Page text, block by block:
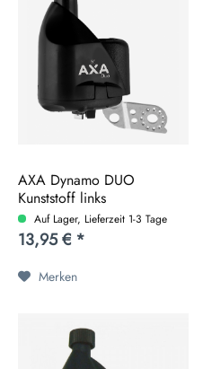
AXA Dynamo DUO
Kunststoff links
Auf Lager, Lieferzeit 1-3 Tage
13,95 € *
Merken